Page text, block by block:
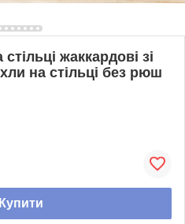
жаккардові зі
на стільці без рюш
Купити